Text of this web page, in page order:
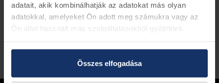
adatait, akik kombinálhatják az adatokat más olyan
adatokkal, amelyeket Ön adott meg számukra vagy az
Ön által használt más szolgáltatásokból gyűjtöttek.
Összes elfogadása